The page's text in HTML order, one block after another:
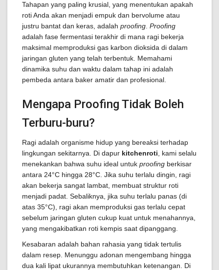
Tahapan yang paling krusial, yang menentukan apakah
roti Anda akan menjadi empuk dan bervolume atau
justru bantat dan keras, adalah proofing Proofing
adalah fase fermentasi terakhir di mana ragi bekerja
maksimal memproduksi gas karbon dioksida di dalam
jaringan gluten yang telah terbentuk. Memahami
dinamika suhu dan waktu dalam tahap ini adalah
pembeda antara baker amatir dan profesional.
Mengapa Proofing Tidak Boleh
Terburu-buru?
Ragi adalah organisme hidup yang bereaksi terhadap
lingkungan sekitarnya. Di dapur kitchenroti , kami selalu
menekankan bahwa suhu ideal untuk proofing berkisar
antara 24°C hingga 28°C. Jika suhu terlalu dingin, ragi
akan bekerja sangat lambat, membuat struktur roti
menjadi padat. Sebaliknya, jika suhu terlalu panas (di
atas 35°C), ragi akan memproduksi gas terlalu cepat
sebelum jaringan gluten cukup kuat untuk menahannya,
yang mengakibatkan roti kempis saat dipanggang.
Kesabaran adalah bahan rahasia yang tidak tertulis
dalam resep. Menunggu adonan mengembang hingga
dua kali lipat ukurannya membutuhkan ketenangan. Di